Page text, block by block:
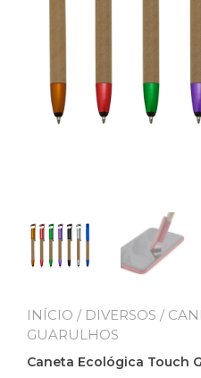
INÍCIO / DIVERSOS /
GUARULHOS
Caneta Ecológica Touch